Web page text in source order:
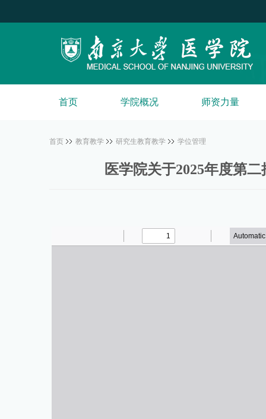
首页 学院概况 师资力量
首页 教育教学 研究生教育教学 学位管理
医学院关于2025年度第